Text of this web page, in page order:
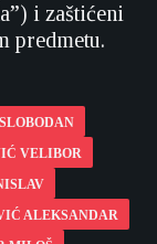
i zaštićeni
predmetu.
VELIBOR
ALEKSANDAR